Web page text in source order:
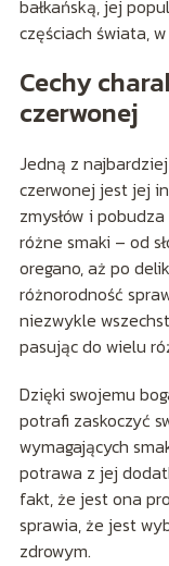
bałkańską, jej
częściach świata,
Cechy
czerwonej
Jedną z
czerwonej jest jej
zmysłów i
różne smaki – od
oregano, aż po
różnorodność
niezwykle
pasując do wielu
Dzięki swojemu
potrafi zaskoczyć
wymagających
potrawa z jej
fakt, że jest ona
sprawia, że jest
zdrowym.